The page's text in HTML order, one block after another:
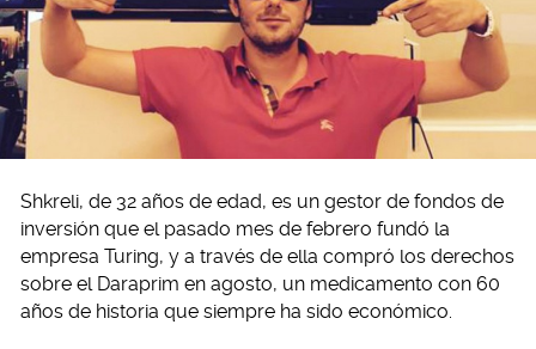
Shkreli, de 32 años de edad, es un gestor de fondos de
inversión que el pasado mes de febrero fundó la
empresa Turing, y a través de ella compró los derechos
sobre el Daraprim en agosto, un medicamento con 60
años de historia que siempre ha sido económico.